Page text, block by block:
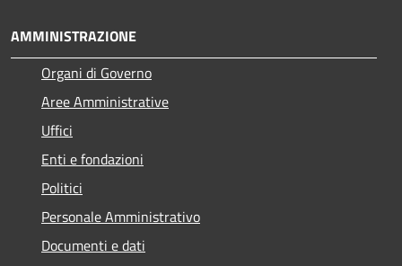
AMMINISTRAZIONE
Organi di Governo
Aree Amministrative
Uffici
Enti e fondazioni
Politici
Personale Amministrativo
Documenti e dati